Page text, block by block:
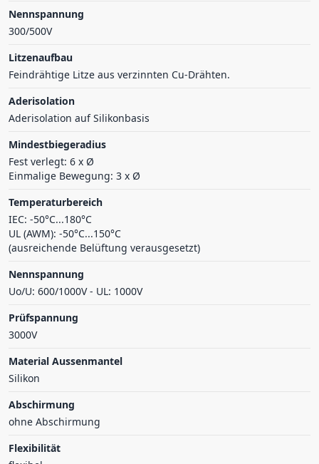
Nennspannung
300/500V
Litzenaufbau
Feindrähtige Litze aus verzinnten Cu-Drähten.
Aderisolation
Aderisolation auf Silikonbasis
Mindestbiegeradius
Fest verlegt: 6 x Ø
Einmalige Bewegung: 3 x Ø
Temperaturbereich
IEC: -50°C...180°C
UL (AWM): -50°C...150°C
(ausreichende Belüftung verausgesetzt)
Nennspannung
Uo/U: 600/1000V - UL: 1000V
Prüfspannung
3000V
Material Aussenmantel
Silikon
Abschirmung
ohne Abschirmung
Flexibilität